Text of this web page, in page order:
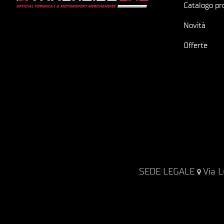
Catalogo
Novità
Offerte
SEDE LEGALE Via